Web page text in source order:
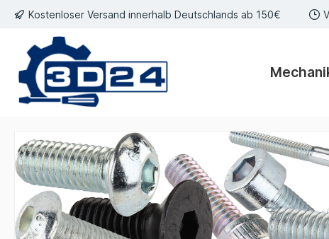
springen
Kostenloser Versand innerhalb Deutschlands ab 150€